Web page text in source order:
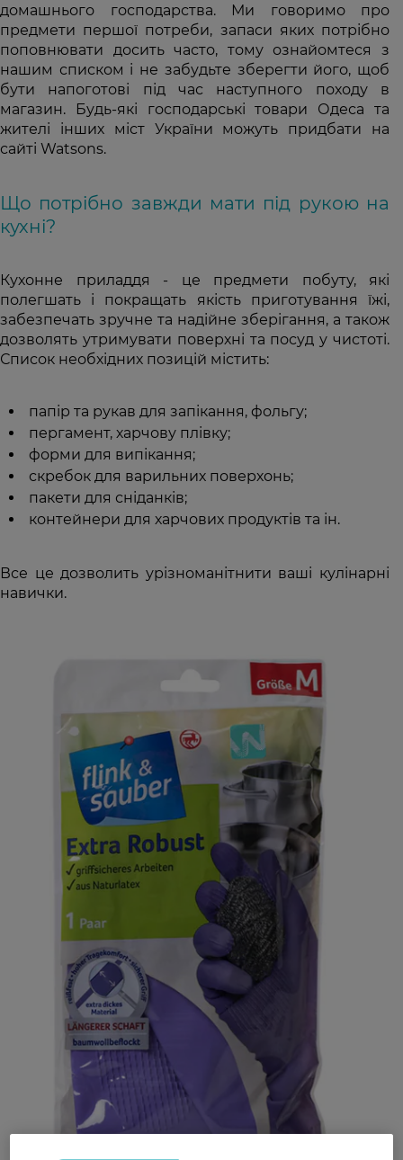
домашнього господарства. Ми говоримо про
предмети першої потреби, запаси яких потрібно
поповнювати досить часто, тому ознайомтеся з
нашим списком і не забудьте зберегти його, щоб
бути напоготові під час наступного походу в
магазин. Будь-які господарські товари Одеса та
жителі інших міст України можуть придбати на
сайті Watsons.
Що потрібно завжди мати під рукою на
кухні?
Кухонне приладдя - це предмети побуту, які
полегшать і покращать якість приготування їжі,
забезпечать зручне та надійне зберігання, а також
дозволять утримувати поверхні та посуд у чистоті.
Список необхідних позицій містить:
папір та рукав для запікання, фольгу;
пергамент, харчову плівку;
форми для випікання;
скребок для варильних поверхонь;
пакети для сніданків;
контейнери для харчових продуктів та ін.
Все це дозволить урізноманітнити ваші кулінарні
навички.